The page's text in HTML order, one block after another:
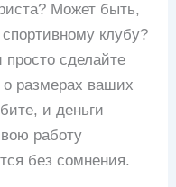
Может быть,
клубу?
сделайте
о размерах ваших
и деньги
работу
без сомнения.